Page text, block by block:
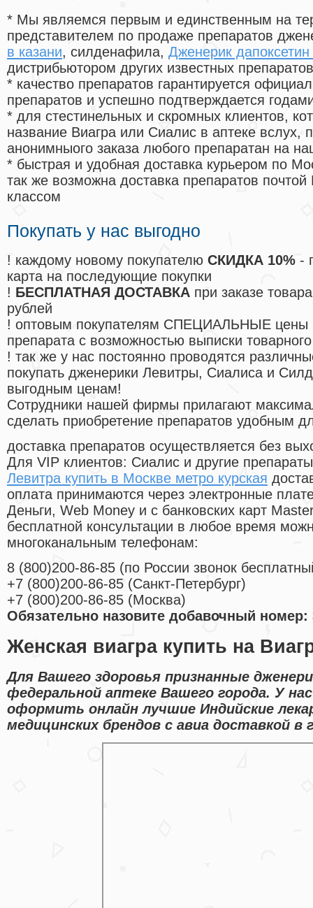
* Мы являемся первым и единственным на
представителем по продаже препаратов
в казани, силденафила, Дженерик
дистрибьютором других известных препаратов
* качество препаратов гарантируется
препаратов и успешно подтверждается
* для стестинельных и скромных клиентов,
название Виагра или Сиалис в аптеке вслух,
анонимныого заказа любого препаратан на
* быстрая и удобная доставка курьером по
так же возможна доставка препаратов
классом
Покупать у нас выгодно
! каждому новому покупателю СКИДКА 10% -
карта на последующие покупки
! БЕСПЛАТНАЯ ДОСТАВКА при заказе
рублей
! оптовым покупателям СПЕЦИАЛЬНЫЕ цены
препарата с возможностью выписки
! так же у нас постоянно проводятся
покупать дженерики Левитры, Сиалиса и
выгодным ценам!
Cотрудники нашей фирмы прилагают
сделать приобретение препаратов удобным
доставка препаратов осуществляется без
Для VIP клиентов: Сиалис и другие
Левитра купить в Москве метро курская
оплата принимаются через электронные
Деньги, Web Money и с банковских карт
бесплатной консультации в любое время
многоканальным телефонам:
8 (800)200-86-85 (по России звонок
+7 (800)200-86-85 (Санкт-Петербург)
+7 (800)200-86-85 (Москва)
Обязательно назовите добавочный номер:
Женская виагра купить на
Для Вашего здоровья признанные
федеральной аптеке Вашего города. У
оформить онлайн лучшие Индийские
медицинских брендов с авиа доставкой в